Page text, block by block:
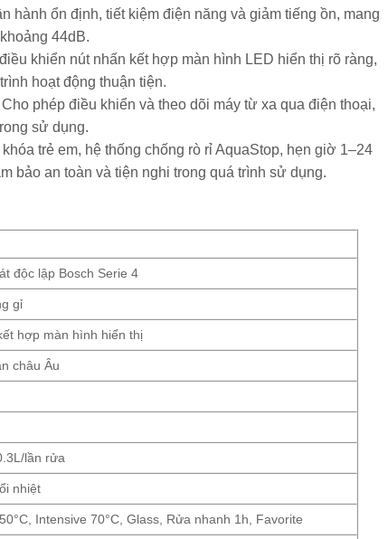
hành ổn định, tiết kiệm điện năng và giảm tiếng ồn, mang
44dB.
khiển nút nhấn kết hợp màn hình LED hiển thị rõ ràng,
hoạt động thuận tiện.
Cho phép điều khiển và theo dõi máy từ xa qua điện thoại,
sử dụng.
trẻ em, hệ thống chống rò rỉ AquaStop, hẹn giờ 1–24
bảo an toàn và tiện nghi trong quá trình sử dụng.
độc lập Bosch Serie 4
gỉ
hợp màn hình hiển thị
châu Âu
lần rửa
nhiệt
Intensive 70°C, Glass, Rửa nhanh 1h, Favorite